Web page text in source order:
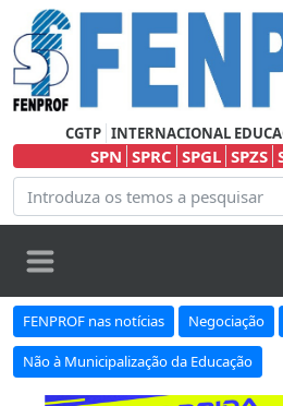
CGTP INTERNACIONAL
SPN SPRC SPGL SPZS
FENPROF nas notícias Negociação
Não à Municipalização da Educação